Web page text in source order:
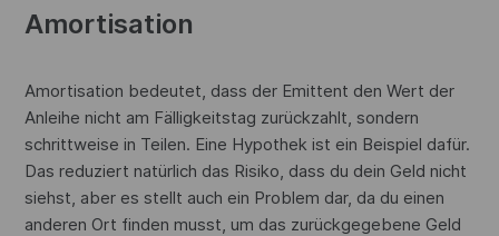
Amortisation
Amortisation bedeutet, dass der Emittent den Wert der
Anleihe nicht am Fälligkeitstag zurückzahlt, sondern
schrittweise in Teilen. Eine Hypothek ist ein Beispiel dafür.
Das reduziert natürlich das Risiko, dass du dein Geld nicht
siehst, aber es stellt auch ein Problem dar, da du einen
anderen Ort finden musst, um das zurückgegebene Geld